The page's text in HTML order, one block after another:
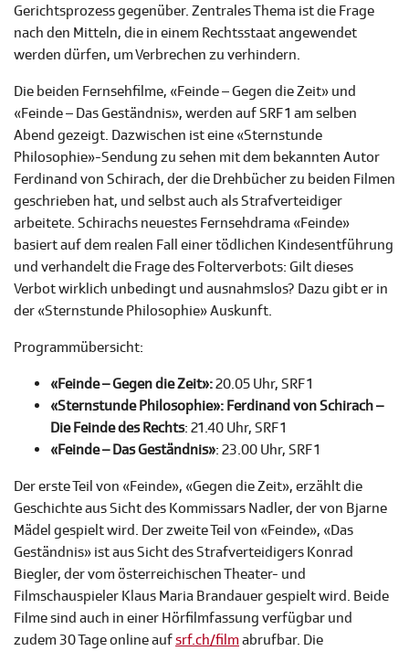
Gerichtsprozess gegenüber. Zentrales Thema ist die Frage
nach den Mitteln, die in einem Rechtsstaat angewendet
werden dürfen, um Verbrechen zu verhindern.
Die beiden Fernsehfilme, «Feinde – Gegen die Zeit» und
«Feinde – Das Geständnis», werden auf SRF 1 am selben
Abend gezeigt. Dazwischen ist eine «Sternstunde
Philosophie»-Sendung zu sehen mit dem bekannten Autor
Ferdinand von Schirach, der die Drehbücher zu beiden Filmen
geschrieben hat, und selbst auch als Strafverteidiger
arbeitete. Schirachs neuestes Fernsehdrama «Feinde»
basiert auf dem realen Fall einer tödlichen Kindesentführung
und verhandelt die Frage des Folterverbots: Gilt dieses
Verbot wirklich unbedingt und ausnahmslos? Dazu gibt er in
der «Sternstunde Philosophie» Auskunft.
Programmübersicht:
«Feinde – Gegen die Zeit»:20.05 Uhr, SRF 1
«Sternstunde Philosophie»: Ferdinand von Schirach –
Die Feinde des Rechts: 21.40 Uhr, SRF 1
«Feinde – Das Geständnis»: 23.00 Uhr, SRF 1
Der erste Teil von «Feinde», «Gegen die Zeit», erzählt die
Geschichte aus Sicht des Kommissars Nadler, der von Bjarne
Mädel gespielt wird. Der zweite Teil von «Feinde», «Das
Geständnis» ist aus Sicht des Strafverteidigers Konrad
Biegler, der vom österreichischen Theater- und
Filmschauspieler Klaus Maria Brandauer gespielt wird. Beide
Filme sind auch in einer Hörfilmfassung verfügbar und
zudem 30 Tage online aufsrf.ch/film abrufbar. Die